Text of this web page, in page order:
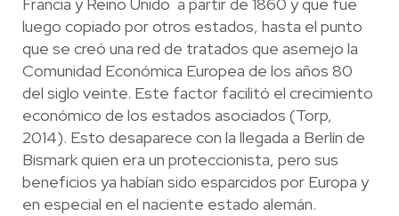
Francia y Reino Unido a partir de 1860 y que fue
luego copiado por otros estados, hasta el punto
que se creó una red de tratados que asemejo la
Comunidad Económica Europea de los años 80
del siglo veinte. Este factor facilitó el crecimiento
económico de los estados asociados (Torp,
2014). Esto desaparece con la llegada a Berlín de
Bismark quien era un proteccionista, pero sus
beneficios ya habían sido esparcidos por Europa y
en especial en el naciente estado alemán.